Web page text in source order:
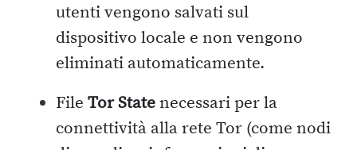
utenti vengono salvati sul
dispositivo locale e non vengono
eliminati automaticamente.
File Tor Statenecessari per la
connettività alla rete Tor (come nodi